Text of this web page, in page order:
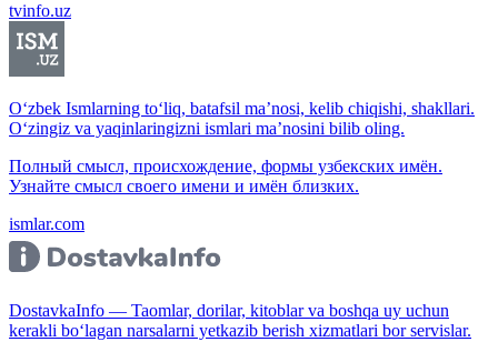
tvinfo.uz
O‘zbek Ismlarning to‘liq, batafsil ma’nosi, kelib chiqishi, shakllari.
O‘zingiz va yaqinlaringizni ismlari ma’nosini bilib oling.
Полный смысл, происхождение, формы узбекских имён.
Узнайте смысл своего имени и имён близких.
ismlar.com
DostavkaInfo — Taomlar, dorilar, kitoblar va boshqa uy uchun
kerakli bo‘lagan narsalarni yetkazib berish xizmatlari bor servislar.